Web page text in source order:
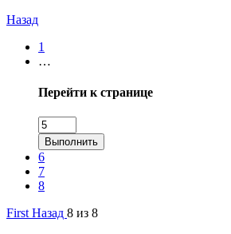
Назад
1
…
Перейти к странице
Выполнить
6
7
8
First Назад 8 из 8